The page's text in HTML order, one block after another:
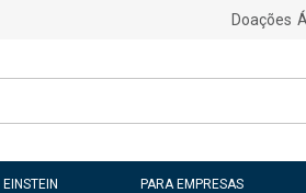
Doações
PARA EMPRESAS